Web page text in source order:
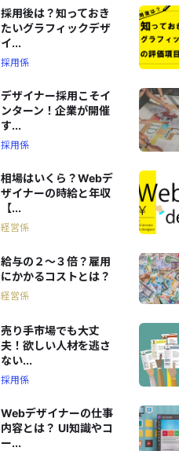
採用後は？知っておき
たいグラフィックデザ
イ...
採用係
デザイナー採用こそイ
ンターン！企業が開催
す...
採用係
相場はいくら？Webデ
ザイナーの時給と年収
【...
経営係
給与の２〜３倍？雇用
にかかるコストとは？
経営係
売り手市場でも大丈
夫！欲しい人材を逃さ
ない...
採用係
Webデザイナーの仕事
内容とは？ UI知識やコ
ー...